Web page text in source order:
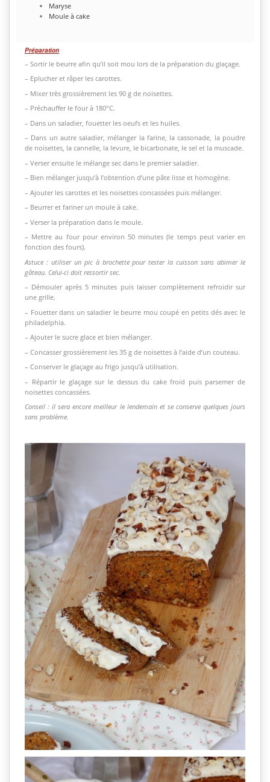
Maryse
Moule à cake
Préparation
– Sortir le beurre afin qu’il soit mou lors de la préparation du glaçage.
– Eplucher et râper les carottes.
– Mixer très grossièrement les 90 g de noisettes.
– Préchauffer le four à 180°C.
– Dans un saladier, fouetter les oeufs et les huiles.
– Dans un autre saladier, mélanger la farine, la cassonade, la poudre
de noisettes, la cannelle, la levure, le bicarbonate, le sel et la muscade.
– Verser ensuite le mélange sec dans le premier saladier.
– Bien mélanger jusqu’à l’obtention d’une pâte lisse et homogène.
– Ajouter les carottes et les noisettes concassées puis mélanger.
– Beurrer et fariner un moule à cake.
– Verser la préparation dans le moule.
– Mettre au four pour environ 50 minutes (le temps peut varier en
fonction des fours).
Astuce : utiliser un pic à brochette pour tester la cuisson sans abimer le
gâteau. Celui-ci doit ressortir sec.
– Démouler après 5 minutes puis laisser complètement refroidir sur
une grille.
– Fouetter dans un saladier le beurre mou coupé en petits dés avec le
philadelphia.
– Ajouter le sucre glace et bien mélanger.
– Concasser grossièrement les 35 g de noisettes à l’aide d’un couteau.
– Conserver le glaçage au frigo jusqu’à utilisation.
– Répartir le glaçage sur le dessus du cake froid puis parsemer de
noisettes concassées.
Conseil : il sera encore meilleur le lendemain et se conserve quelques jours
sans problème.